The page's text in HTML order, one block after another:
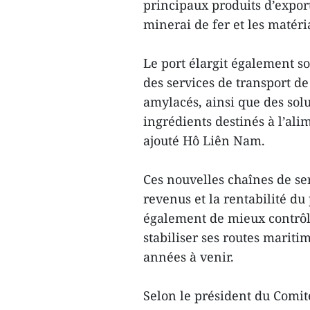
principaux produits
minerai de fer et les
Le port élargit également
des services de transport
amylacés, ainsi que des
ingrédients destinés à
ajouté Hô Liên Nam.
Ces nouvelles chaînes de
revenus et la rentabilité
également de mieux
stabiliser ses routes
années à venir.
Selon le président du